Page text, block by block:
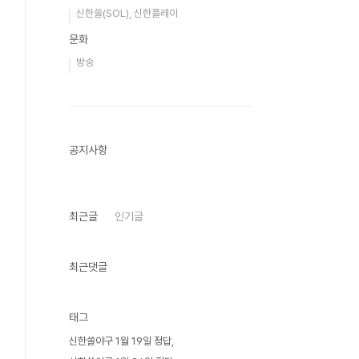
신한쏠(SOL), 신한플레이
문화
방송
공지사항
최근글 인기글
최근댓글
태그
신한쏠야구 1월 19일 정답